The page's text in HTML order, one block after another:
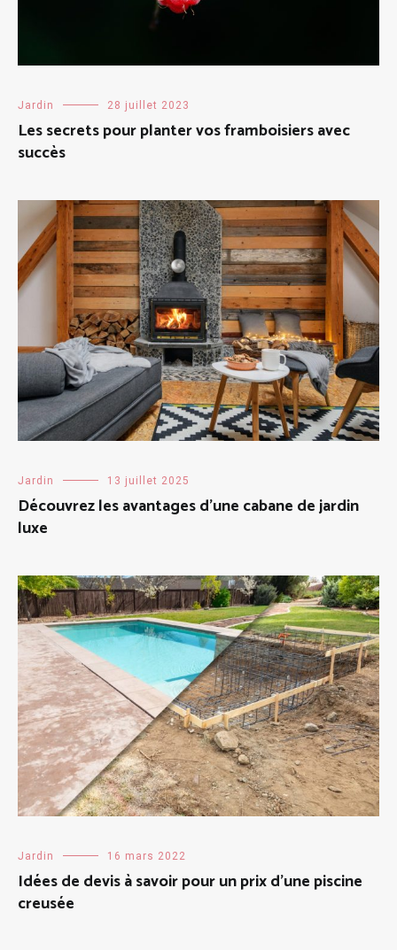
Jardin 28 juillet 2023
Les secrets pour planter vos framboisiers avec
succès
Jardin 13 juillet 2025
Découvrez les avantages d’une cabane de jardin
luxe
Jardin 16 mars 2022
Idées de devis à savoir pour un prix d’une piscine
creusée